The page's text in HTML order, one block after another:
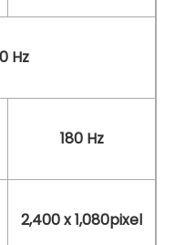
Hz
180 Hz
2,400 x 1,080pixel